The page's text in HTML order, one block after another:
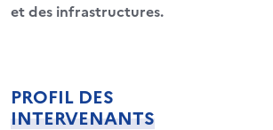
et des infrastructures.
PROFIL DES
INTERVENANTS